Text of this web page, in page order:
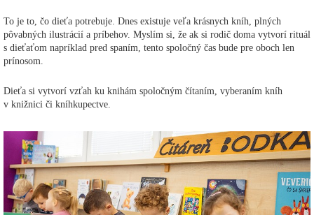
To je to, čo dieťa potrebuje. Dnes existuje veľa krásnych kníh, plných
pôvabných ilustrácií a príbehov. Myslím si, že ak si rodič doma vytvorí rituál
s dieťaťom napríklad pred spaním, tento spoločný čas bude pre oboch len
prínosom.
Dieťa si vytvorí vzťah ku knihám spoločným čítaním, vyberaním kníh
v knižnici či kníhkupectve.